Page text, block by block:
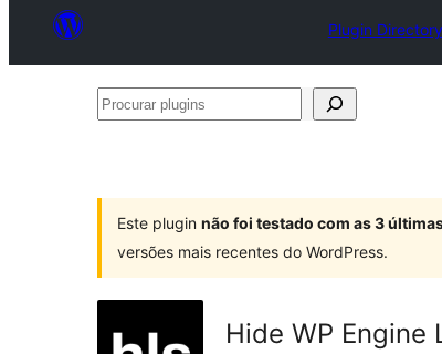
Plugin Directory
Procurar
Este plugin não foi testado com as 3
versões mais recentes do WordPress.
Hide WP Engine